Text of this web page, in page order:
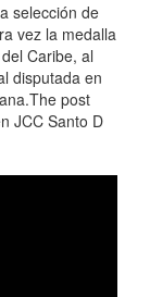
selección de
vez la medalla
Caribe, al
disputada en
post
JCC Santo D